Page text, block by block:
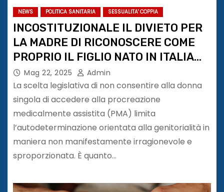
NEWS POLITICA SANITARIA SESSUALITA' COPPIA
INCOSTITUZIONALE IL DIVIETO PER
LA MADRE DI RICONOSCERE COME
PROPRIO IL FIGLIO NATO IN ITALIA
DA PMA PRATICATA ALL’ESTERO
Mag 22, 2025 Admin
La scelta legislativa di non consentire alla donna
singola di accedere alla procreazione
medicalmente assistita (PMA) limita
l’autodeterminazione orientata alla genitorialità in
maniera non manifestamente irragionevole e
sproporzionata. È quanto…